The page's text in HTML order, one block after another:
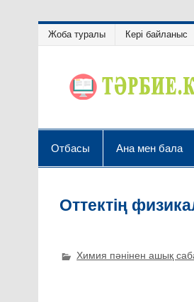
Жоба туралы Кері байланыс
Отбасы Ана мен бала
Оттектің
Химия пәнінен ашық